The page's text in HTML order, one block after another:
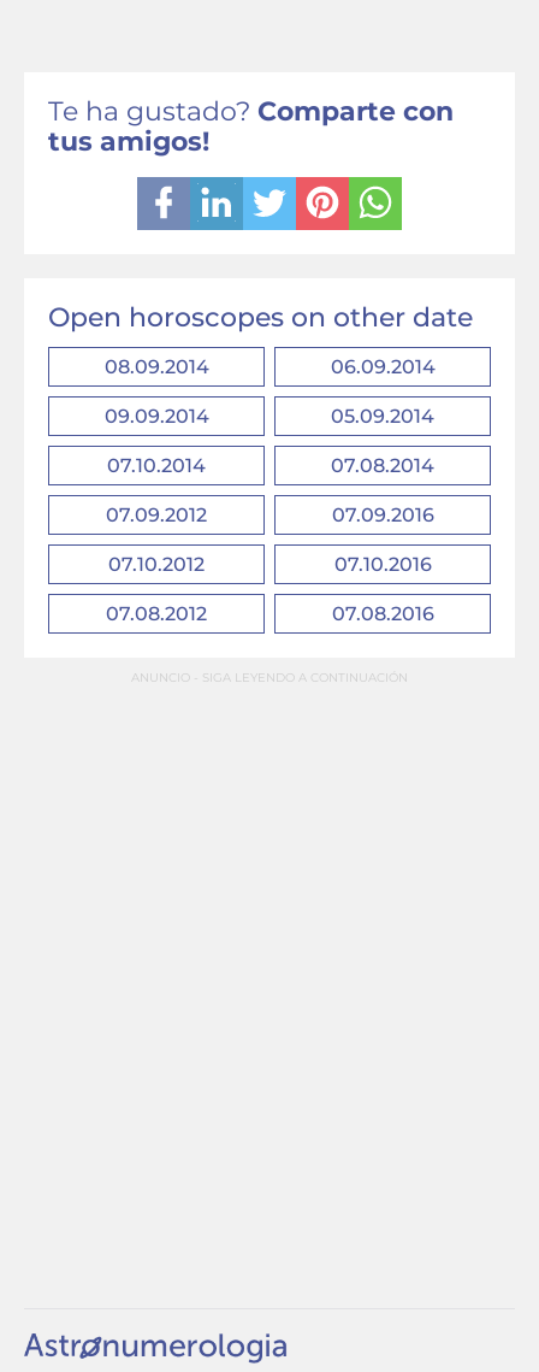
Te ha gustado? Comparte con
tus amigos!
Open horoscopes on other date
08.09.2014 06.09.2014
09.09.2014 05.09.2014
07.10.2014 07.08.2014
07.09.2012 07.09.2016
07.10.2012 07.10.2016
07.08.2012 07.08.2016
ANUNCIO - SIGA LEYENDO A CONTINUACIÓN